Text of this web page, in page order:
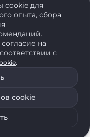
о наличии
Все права защищены.
д. 26 УНП: 290429086, регистрация:№
областной исполнительный комитет 31
Республики Беларусь № 525626
передаваемые с помощью
соответствующими
данных
cookie для
опыта, сбора
на
с
.
cookie